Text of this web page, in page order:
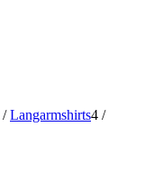
/ Langarmshirts4 /